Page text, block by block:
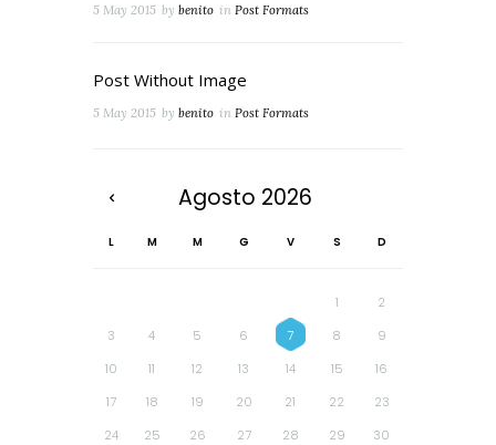
5 May 2015 by benito in Post Formats
Post Without Image
5 May 2015 by benito in Post Formats
Agosto 2026
L M M G V S D
1
2
3
4 5 6 7 8
9
10
11 12 13 14 15
16
17
18 19 20 21 22
23
24
25 26 27 28 29
30